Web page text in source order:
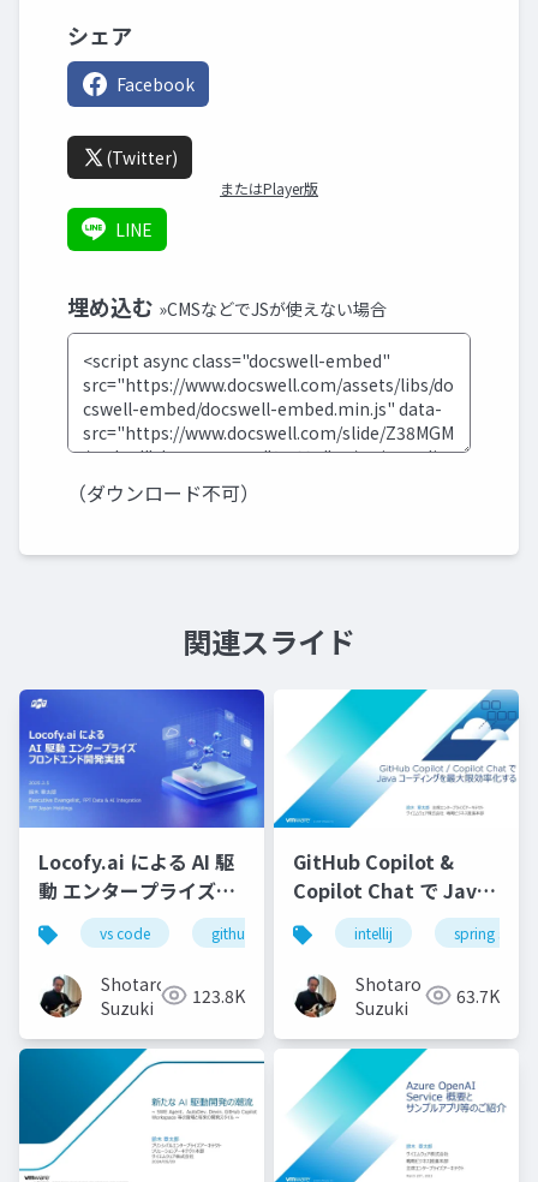
シェア
Facebook
(Twitter)
またはPlayer版
LINE
埋め込む »CMSなどでJSが使えない場合
（ダウンロード不可）
関連スライド
Locofy.ai による AI 駆
動 エンタープライズフ
ロンドエンド開発実践-
s
vs code github copilot gemini locofy.ai
Shotaro
Suzuki
123.8K
GitHub Copilot &
Copilot Chat で Java
コーディングを最大限
効率化する-配布用
intellij spring starter
Shotaro
Suzuki
63.7K